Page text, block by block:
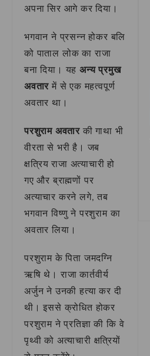
अपना सिर आगे कर दिया।
भगवान ने प्रसन्न होकर बलि
को पाताल लोक का राजा
बना दिया। यहअन्य प्रमुख
अवतार में से एक महत्वपूर्ण
अवतार था।
परशुराम अवतार की गाथा भी
वीरता से भरी है। जब
क्षत्रिय राजा अत्याचारी हो
गए और ब्राह्मणों पर
अत्याचार करने लगे, तब
भगवान विष्णु ने परशुराम का
अवतार लिया।
परशुराम के पिता जमदग्नि
ऋषि थे। राजा कार्तवीर्य
अर्जुन ने उनकी हत्या कर दी
थी। इससे क्रोधित होकर
परशुराम ने प्रतिज्ञा की कि वे
पृथ्वी को अत्याचारी क्षत्रियों